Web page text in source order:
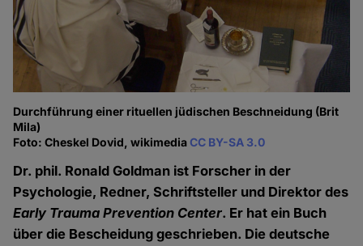
Durchführung einer rituellen jüdischen Beschneidung (Brit
Mila)
Foto: Cheskel Dovid, wikimediaCC BY-SA 3.0
Dr. phil. Ronald Goldman ist Forscher in der
Psychologie, Redner, Schriftsteller und Direktor des
Early Trauma Prevention Center. Er hat ein Buch
über die Bescheidung geschrieben. Die deutsche